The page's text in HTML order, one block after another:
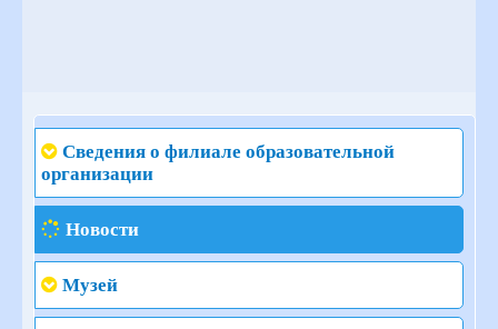
Сведения о филиале образовательной
организации
Новости
Музей